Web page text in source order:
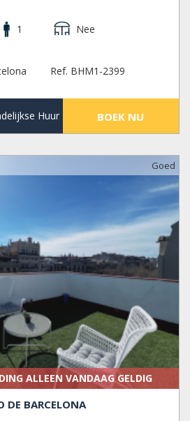
1
Nee
Ref. BHM1-2399
Huur BOEK NU
Goed
ALLEEN VANDAAG GELDIG
DE BARCELONA